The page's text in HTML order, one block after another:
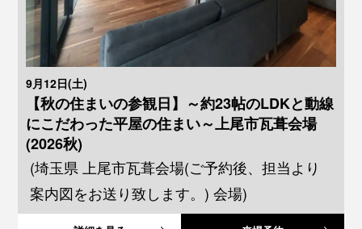
9月12日(土)
【秋の住まいの参観日】～約23帖のLDKと動線
にこだわった平屋の住まい～上尾市瓦葺会場
(2026秋)
(埼玉県 上尾市瓦葺会場(ご予約後、担当より
案内図をお送り致します。) 会場)